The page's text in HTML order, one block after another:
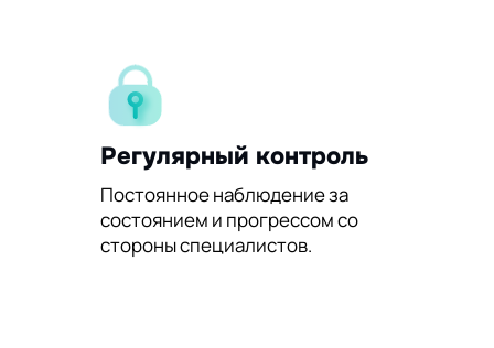
Регулярный контроль
Постоянное наблюдение за
состоянием и прогрессом со
стороны специалистов.